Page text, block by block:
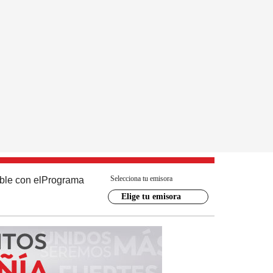
con el Programa Selecciona tu emisora
Elige tu emisora